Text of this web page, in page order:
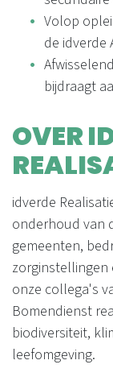
Volop
de idverde
bijdraagt
OVER
idverde
onderhoud van
gemeenten,
zorginstellingen
onze collega's
Bomendienst
biodiversiteit,
leefomgeving.